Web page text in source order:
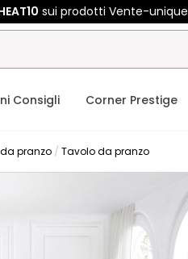
sui prodotti Vente-unique
Consigli Corner Prestige
pranzo Tavolo da pranzo